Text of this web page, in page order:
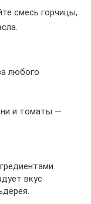
смесь горчицы,
любого
и томаты —
вкус